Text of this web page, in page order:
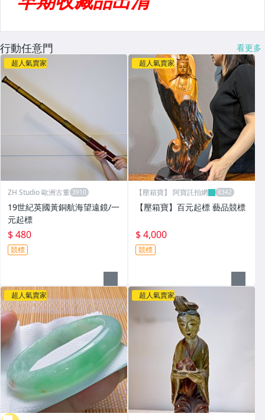
行動任意門 看更多
超人氣賣家
ZH Studio 歐洲古董
19世紀英國黃銅航海望遠鏡/一
元起標
$ 480
競標
超人氣賣家
【壓箱寶】 阿寶託拍網
【壓箱寶】百元起標 藝品競標
$ 4,000
競標
超人氣賣家 超人氣賣家